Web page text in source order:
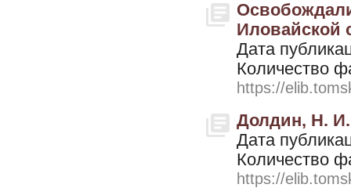
Иловайской
Дата
Количество
https://
Долдин, Н.
Дата
Количество
https://